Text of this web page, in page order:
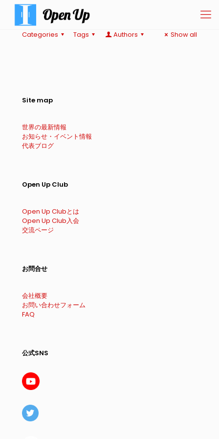
Categories Tags Authors Show all
Site map
世界の最新情報
お知らせ・イベント情報
代表ブログ
Open Up Club
Open Up Clubとは
Open Up Club入会
交流ページ
お問合せ
会社概要
お問い合わせフォーム
FAQ
公式SNS